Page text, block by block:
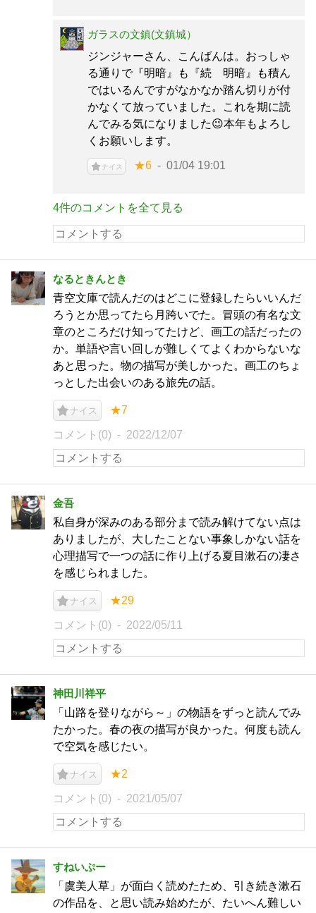
ガラスの文鎮(文鎮城）
ジンジャーさん、こんばんは。おっしゃ
る通りで『明暗』も『続 明暗』も積ん
ではいるんですがなかなか踏ん切りが付
かなくて放っていました。これを期に読
んでみる気になりました😉本年もよろし
くお願いします。
ナイス ★6 01/04 19:01
4件のコメントを全て見る
なるときんとき
青空文庫で読んだのはどこに登録したらいいんだ
ろうとか思ってたら月跨いでた。冒頭の有名な文
章のところだけ知ってたけど、画工の話だったの
か。単語や言い回しが難しくてよくわからないな
あと思った。物の描写が美しかった。画工のちょ
っとした出会いのある旅先の話。
ナイス ★7
コメント(0) 2022/12/07
金吾
私自身が深みのある部分まで読み解けてない点は
ありましたが、大したことない事象しかない話を
心理描写で一つの話に作り上げる夏目漱石の凄さ
を感じられました。
ナイス ★29
コメント(0) 2022/05/11
神田川祥平
「山路を登りながら～」の物語をずっと読んでみ
たかった。春の夜の描写が良かった。何度も読ん
で空気を感じたい。
ナイス ★2
コメント(0) 2021/05/07
すねいぷー
「虞美人草」が面白く読めたため、引き続き漱石
の作品を、と思い読み始めたが、たいへん難しい